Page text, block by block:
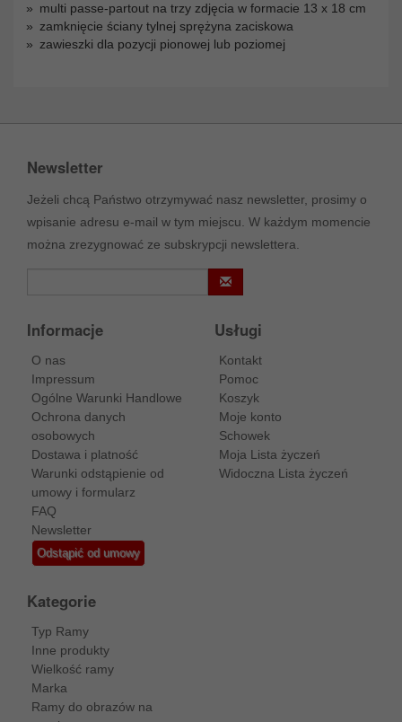
multi passe-partout na trzy zdjęcia w formacie 13 x 18 cm
zamknięcie ściany tylnej sprężyna zaciskowa
zawieszki dla pozycji pionowej lub poziomej
Newsletter
Jeżeli chcą Państwo otrzymywać nasz newsletter, prosimy o
wpisanie adresu e-mail w tym miejscu. W każdym momencie
można zrezygnować ze subskrypcji newslettera.
Informacje
O nas
Impressum
Ogólne Warunki Handlowe
Ochrona danych
osobowych
Dostawa i platność
Warunki odstąpienie od
umowy i formularz
FAQ
Newsletter
Odstąpić od umowy
Usługi
Kontakt
Pomoc
Koszyk
Moje konto
Schowek
Moja Lista życzeń
Widoczna Lista życzeń
Kategorie
Typ Ramy
Inne produkty
Wielkość ramy
Marka
Ramy do obrazów na